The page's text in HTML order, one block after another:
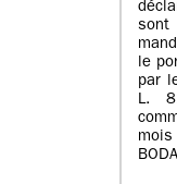
le
par
L.